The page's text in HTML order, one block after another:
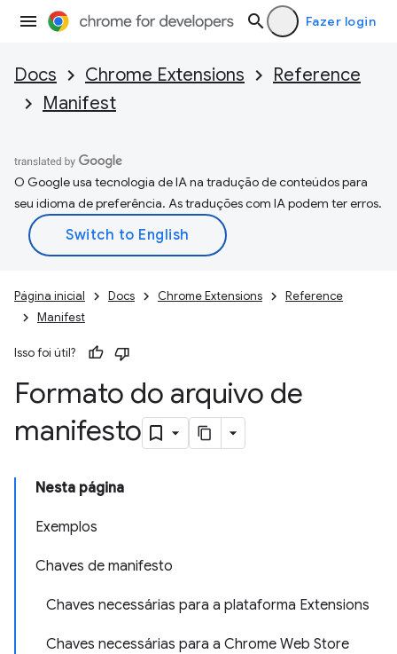
Fazer login
Docs Chrome Extensions
Reference
Manifest
O Google usa tecnologia de IA na tradução de conteúdos para
seu idioma de preferência. As traduções com IA podem ter erros.
Página inicial Docs Chrome Extensions
Reference
Manifest
Isso foi útil?
Formato do arquivo de
manifesto
Nesta página
Exemplos
Chaves de manifesto
Chaves necessárias para a plataforma Extensions
Chaves necessárias para a Chrome Web Store